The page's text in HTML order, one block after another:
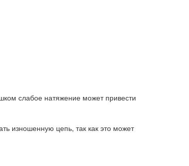
слабое натяжение может привести
изношенную цепь, так как это может